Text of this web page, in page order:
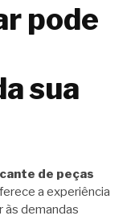
pode
sua
de peças
a experiência
às demandas